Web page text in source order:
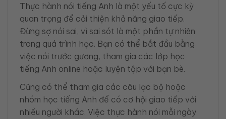
Thực hành nói tiếng Anh là một yếu tố cực kỳ
quan trọng để cải thiện khả năng giao tiếp.
Đừng sợ nói sai, vì sai sót là một phần tự nhiên
trong quá trình học. Bạn có thể bắt đầu bằng
việc nói trước gương, tham gia các lớp học
tiếng Anh online hoặc luyện tập với bạn bè.
Cũng có thể tham gia các câu lạc bộ hoặc
nhóm học tiếng Anh để có cơ hội giao tiếp với
nhiều người khác. Việc thực hành nói mỗi ngày